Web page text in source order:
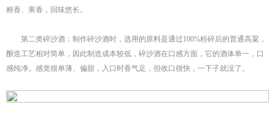
粮香、果香，回味悠长。
第二类碎沙酒：制作碎沙酒时，选用的原料是通过100%粉碎后的普通高粱，
酿造工艺相对简单，因此制造成本较低，碎沙酒在口感方面，它的酒体单一，口
感纯净。感觉很单薄、偏甜，入口时香气足，但收口很快，一下子就没了。